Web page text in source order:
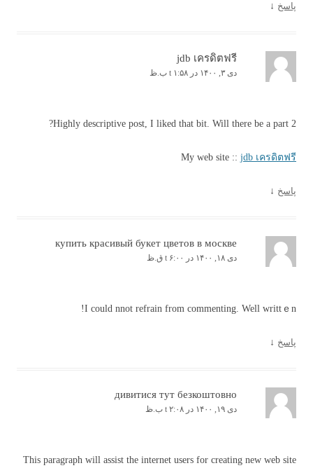
پاسخ ↓
jdb เครดิตฟรี
دی ۳, ۱۴۰۰ در t ۱:۵۸ ب.ظ
Highly descriptive post, I liked that bit. Will there be a part 2?
My web site :: jdb เครดิตฟรี
پاسخ ↓
купить красивый букет цветов в москве
دی ۱۸, ۱۴۰۰ در t ۶:۰۰ ق.ظ
I could nnοt refrain from commenting. Well wrіttｅn!
پاسخ ↓
дивитися тут безкоштовно
دی ۱۹, ۱۴۰۰ در t ۲:۰۸ ب.ظ
This paragraph will assist the internet users for creating new web site